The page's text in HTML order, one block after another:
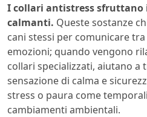
I collari antistress sfruttano
calmanti. Queste sostanze
cani stessi per comunicare
emozioni; quando vengono
collari specializzati, aiutano a
sensazione di calma e
stress o paura come
cambiamenti ambientali.